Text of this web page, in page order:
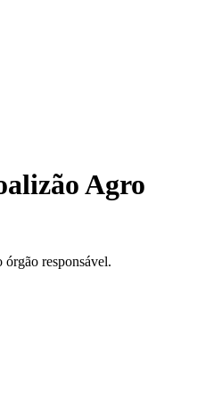
Agro
responsável.